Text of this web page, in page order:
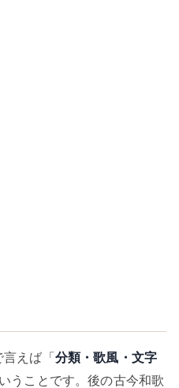
えば「 分類・歌風・文字
いうことです。後の古今和歌